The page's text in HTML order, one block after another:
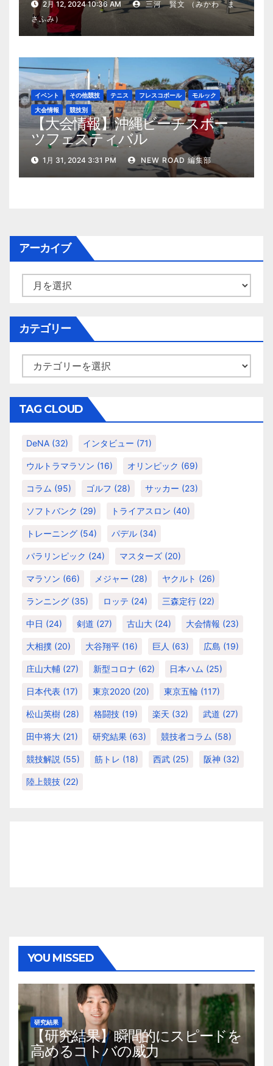
2月 12, 2024 10:36 AM
三河 賢文 （みかわ ま
さふみ）
イベント その他競技 テニス フレスコボール
モルック
大会情報
競技別
【大会情報】沖縄ビーチスポー
ツフェスティバル
2024（2024/2/10・11開催）
1月 31, 2024 3:31 PM NEW ROAD 編集部
アーカイブ
ー
イ
カテゴリー
テ
リ
TAG CLOUD
DeNA (32) インタビュー (71)
ウルトラマラソン (16) オリンピック (69)
コラム (95) ゴルフ (28) サッカー (23)
ソフトバンク (29) トライアスロン (40)
トレーニング (54) パデル (34)
パラリンピック (24) マスターズ (20)
マラソン (66) メジャー (28) ヤクルト (26)
ランニング (35) ロッテ (24) 三森定行 (22)
中日 (24) 剣道 (27) 古山大 (24) 大会情報 (23)
大相撲 (20) 大谷翔平 (16) 巨人 (63) 広島 (19)
庄山大輔 (27) 新型コロナ (62) 日本ハム (25)
日本代表 (17) 東京2020 (20) 東京五輪 (117)
松山英樹 (28) 格闘技 (19) 楽天 (32) 武道 (27)
田中将大 (21) 研究結果 (63) 競技者コラム (58)
競技解説 (55) 筋トレ (18) 西武 (25) 阪神 (32)
陸上競技 (22)
YOU MISSED
研究結果
【研究結果】瞬間的にスピードを
高めるコトバの威力